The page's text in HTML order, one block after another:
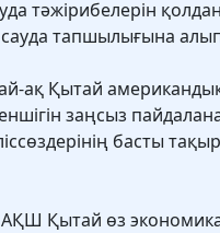
тәжірибелерін
тапшылығына алып
ақ Қытай
заңсыз
басты
Қытай өз